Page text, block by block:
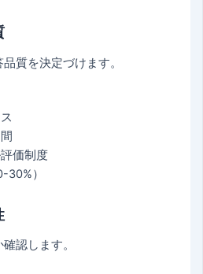
質を決定づけます。
価制度
30%）
認します。